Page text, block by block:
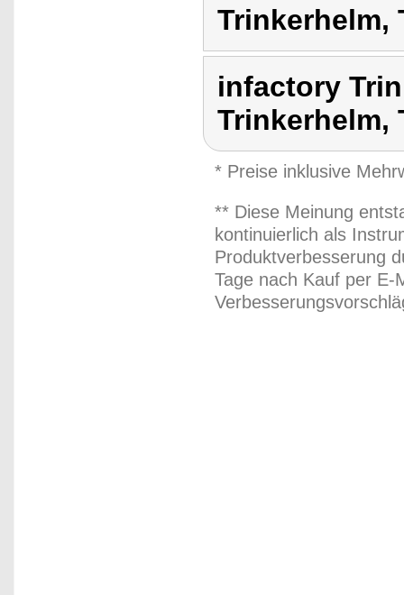
Trinkerhelm,
infactory
Trinkerhelm,
* Preise inklusive
** Diese Meinung
kontinuierlich als
Produktverbesserung
Tage nach Kauf per E-